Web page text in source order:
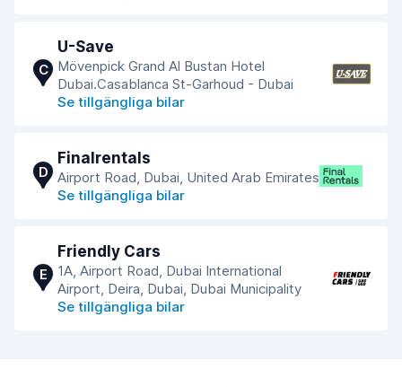
C
U-Save
Mövenpick Grand Al Bustan Hotel
Dubai.Casablanca St-Garhoud - Dubai
Se tillgängliga bilar
D
Finalrentals
Airport Road, Dubai, United Arab Emirates
Se tillgängliga bilar
E
Friendly Cars
​1A, Airport Road, Dubai International
Airport, Deira, Dubai, Dubai Municipality
Se tillgängliga bilar